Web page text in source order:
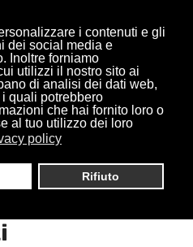
i contenuti e gli
dei social media e
Inoltre forniamo
utilizzi il nostro sito ai
di analisi dei dati web,
quali potrebbero
che hai fornito loro o
al tuo utilizzo dei loro
policy
Rifiuto
Ribaltabili